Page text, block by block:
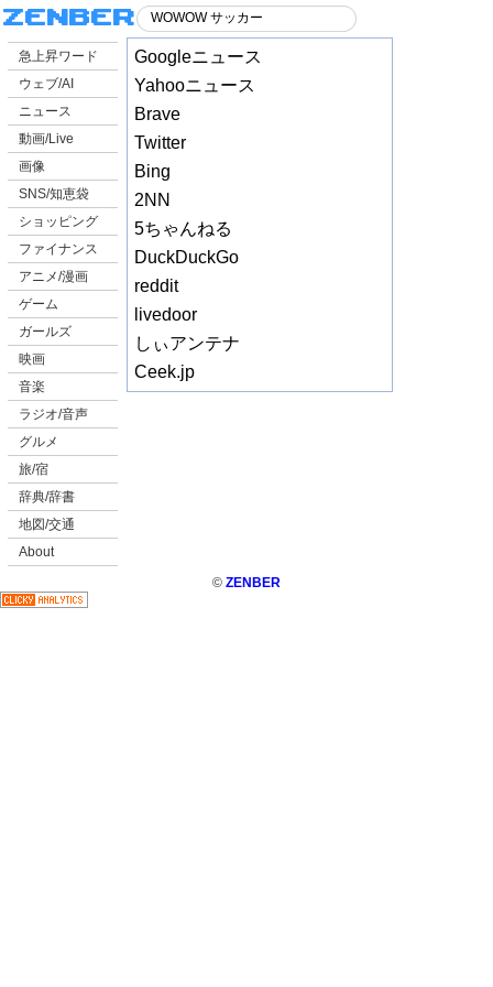
急上昇ワード
ウェブ/AI
ニュース
動画/Live
画像
SNS/知恵袋
ショッピング
ファイナンス
アニメ/漫画
ゲーム
ガールズ
映画
音楽
ラジオ/音声
グルメ
旅/宿
辞典/辞書
地図/交通
About
Googleニュース
Yahooニュース
Brave
Twitter
Bing
2NN
5ちゃんねる
DuckDuckGo
reddit
livedoor
しぃアンテナ
Ceek.jp
© ZENBER